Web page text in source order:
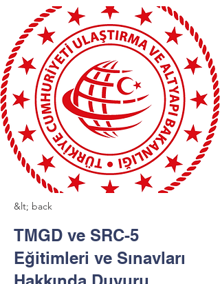
&lt; back
TMGD ve SRC-5
Eğitimleri ve Sınavları